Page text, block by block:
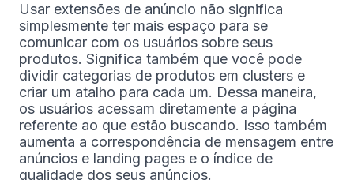
Usar extensões de anúncio não significa
simplesmente ter mais espaço para se
comunicar com os usuários sobre seus
produtos. Significa também que você pode
dividir categorias de produtos em clusters e
criar um atalho para cada um. Dessa maneira,
os usuários acessam diretamente a página
referente ao que estão buscando. Isso também
aumenta a correspondência de mensagem entre
anúncios e landing pages e o índice de
qualidade dos seus anúncios.